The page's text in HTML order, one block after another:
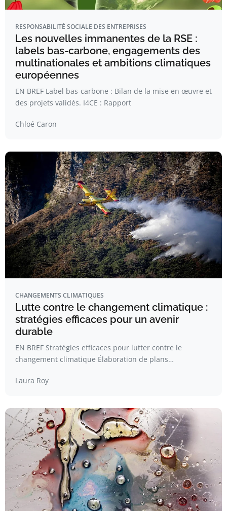
RESPONSABILITÉ SOCIALE DES ENTREPRISES
Les nouvelles immanentes de la RSE :
labels bas-carbone, engagements des
multinationales et ambitions climatiques
européennes
EN BREF Label bas-carbone : Bilan de la mise en œuvre et
des projets validés. I4CE : Rapport
Chloé Caron
CHANGEMENTS CLIMATIQUES
Lutte contre le changement climatique :
stratégies efficaces pour un avenir
durable
EN BREF Stratégies efficaces pour lutter contre le
changement climatique Élaboration de plans…
Laura Roy